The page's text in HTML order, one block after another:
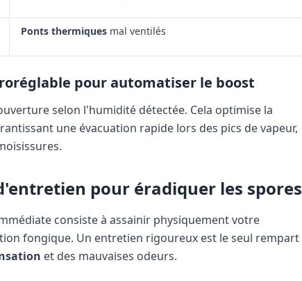
Ponts thermiques mal ventilés
pour automatiser le boost
selon l'humidité détectée. Cela optimise la
une évacuation rapide lors des pics de vapeur,
pour éradiquer les spores
consiste à assainir physiquement votre
fongique. Un entretien rigoureux est le seul rempart
et des mauvaises odeurs.